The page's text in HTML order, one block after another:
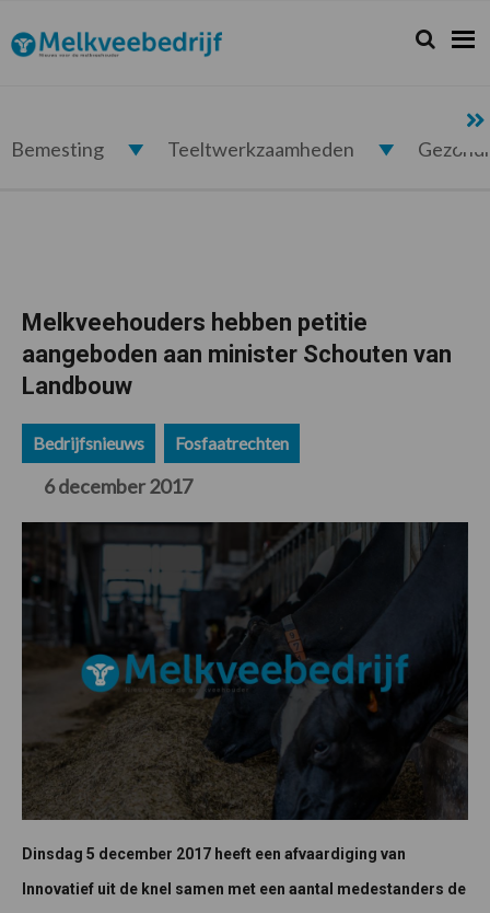
de
hoofdnavigatie
de
hoofd
de
eerste
de
voettekst
Melkveebedrijf.nl Zoeken...
Zoek
Bemesting Teeltwerkzaamheden
Melkveehouders hebben petitie
aangeboden aan minister Schouten van
Landbouw
Bedrijfsnieuws Fosfaatrechten
6 december 2017
Dinsdag 5 december 2017 heeft een afvaardiging van
Innovatief uit de knel samen met een aantal medestanders de